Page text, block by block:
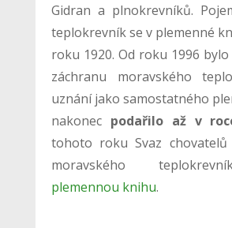
Gidran a plnokrevníků.
teplokrevník se v plemenné
roku 1920. Od roku 1996
záchranu moravského
uznání jako samostatného
nakonec podařilo až v
tohoto roku Svaz
moravského
plemennou knihu.